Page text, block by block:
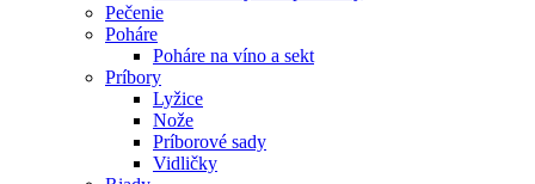
Pečenie
Poháre
Poháre na víno a sekt
Príbory
Lyžice
Nože
Príborové sady
Vidličky